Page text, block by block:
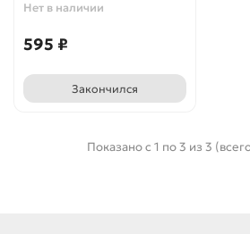
Нет в наличии
595 ₽
Закончился
Показано с 1 по 3 из 3